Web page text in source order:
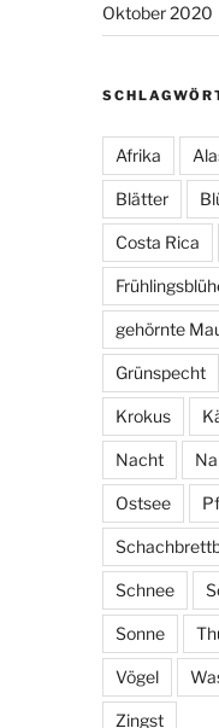
Oktober 2020
Afrika
Blätter
Costa Rica
gehörnte
Grünspecht
Krokus
Nacht
Ostsee
Schnee
Sonne
Vögel
Zingst